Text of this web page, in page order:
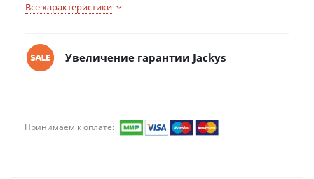
Все характеристики
Увеличение гарантии Jackys
Принимаем к оплате: